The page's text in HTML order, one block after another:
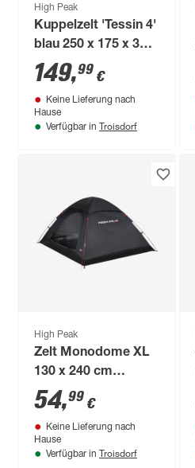
High Peak
Kuppelzelt 'Tessin 4'
blau 250 x 175 x 370
cm 4 Personen
149,99 €
Keine Lieferung nach
Hause
Verfügbar in Troisdorf
High Peak
Zelt Monodome XL
130 x 240 cm
schwarz
54,99 €
Keine Lieferung nach
Hause
Verfügbar in Troisdorf